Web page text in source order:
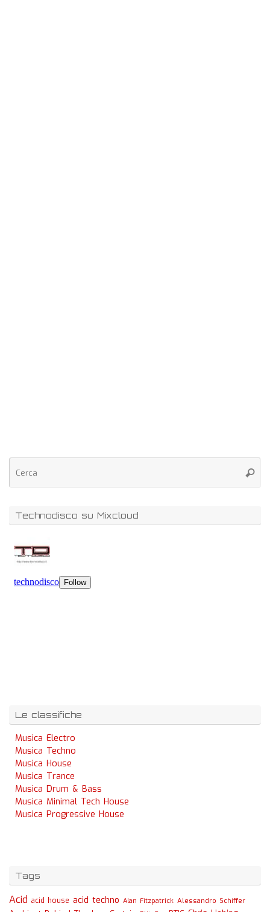
Technodisco su Mixcloud
Le classifiche
Musica Electro
Musica Techno
Musica House
Musica Trance
Musica Drum & Bass
Musica Minimal Tech House
Musica Progressive House
Tags
Acid acid house acid techno Alan Fitzpatrick Alessandro Schiffer